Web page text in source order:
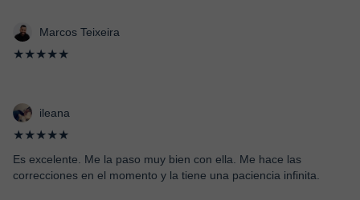
Marcos Teixeira
★★★★★
ileana
★★★★★
Es excelente. Me la paso muy bien con ella. Me hace las
correcciones en el momento y la tiene una paciencia infinita.